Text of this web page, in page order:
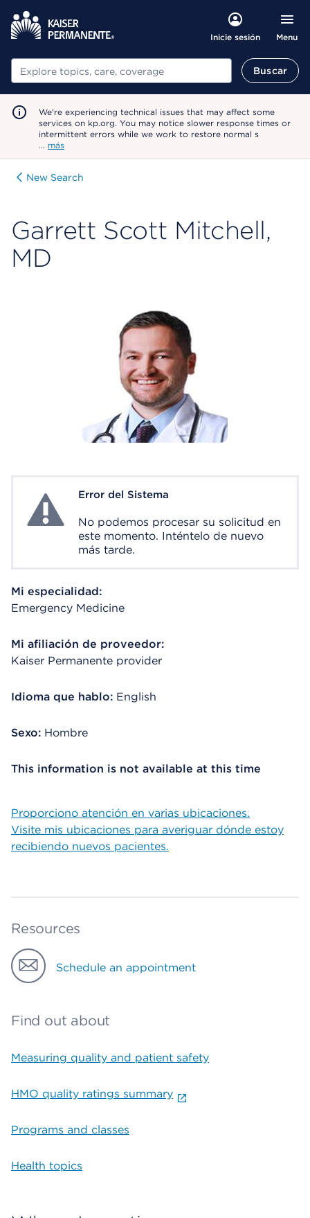
Inicie sesión Menu
Buscar Buscar
We're experiencing technical issues that may affect some
services on kp.org. You may notice slower response times or
intermittent errors while we work to restore normal s
… más
New Search
Garrett Scott Mitchell,
MD
System ErrorError del Sistema
No podemos procesar su solicitud en
este momento. Inténtelo de nuevo
más tarde.
Mi especialidad:
Emergency Medicine
Mi afiliación de proveedor:
Kaiser Permanente provider
Idioma que hablo: English
Sexo: Hombre
This information is not available at this time
Proporciono atención en varias ubicaciones.
Visite mis ubicaciones para averiguar dónde estoy
recibiendo nuevos pacientes.
Resources
Schedule an appointment
Find out about
Measuring quality and patient safety
HMO quality ratings summary
Programs and classes
Health topics